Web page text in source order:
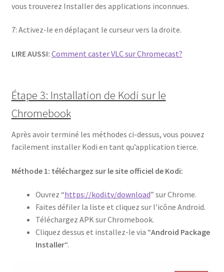
vous trouverez Installer des applications inconnues.
7: Activez-le en déplaçant le curseur vers la droite.
LIRE AUSSI: Comment caster VLC sur Chromecast?
Étape 3: Installation de Kodi sur le
Chromebook
Après avoir terminé les méthodes ci-dessus, vous pouvez
facilement installer Kodi en tant qu’application tierce.
Méthode 1: téléchargez sur le site officiel de Kodi:
Ouvrez “https://kodi.tv/download” sur Chrome.
Faites défiler la liste et cliquez sur l’icône Android.
Téléchargez APK sur Chromebook.
Cliquez dessus et installez-le via “Android Package
Installer“.